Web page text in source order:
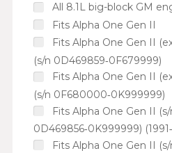
All 8.1L big-block GM
Fits Alpha One Gen II
Fits Alpha One Gen II
(s/n 0D469859‑0F679999)
Fits Alpha One Gen II
(s/n 0F680000‑0K999999)
Fits Alpha One Gen II (s/
0D469856‑0K999999)
Fits Alpha One Gen II